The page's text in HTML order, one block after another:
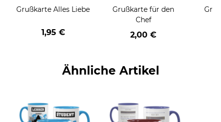
Grußkarte Alles Liebe
1,95 €
Grußkarte für den
Chef
2,00 €
Ähnliche Artikel